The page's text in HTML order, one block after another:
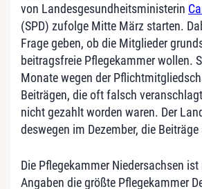
von Landesgesundheitsministerin
(SPD) zufolge Mitte März starten.
Frage geben, ob die Mitglieder
beitragsfreie Pflegekammer wollen.
Monate wegen der
Beiträgen, die oft falsch
nicht gezahlt worden waren. Der
deswegen im Dezember, die
Die Pflegekammer Niedersachsen
Angaben die größte Pflegekammer